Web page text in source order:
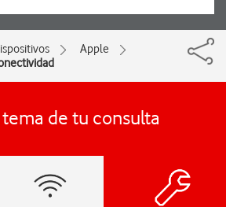
Apple
de tu consulta